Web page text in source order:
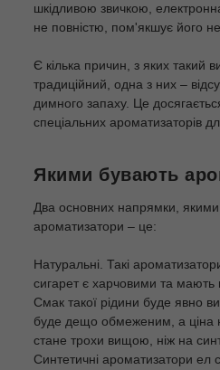
шкідливою звичкою,
не повністю, пом'якшує його
Є кілька причин, з яких такий
традиційний, одна з них –
димного запаху. Це
спеціальних ароматизаторів
Якими бувають
Два основних напрямки, якими
ароматизатори – це:
Натуральні. Такі
сигарет є харчовими та
Смак такої рідини буде явно
буде дещо обмеженим, а ціна
стане трохи вищою, ніж на
Синтетичні ароматизатори ел